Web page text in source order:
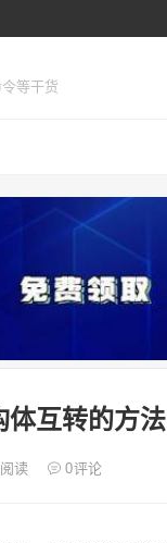
等干货
体互转的方法
阅读 0评论